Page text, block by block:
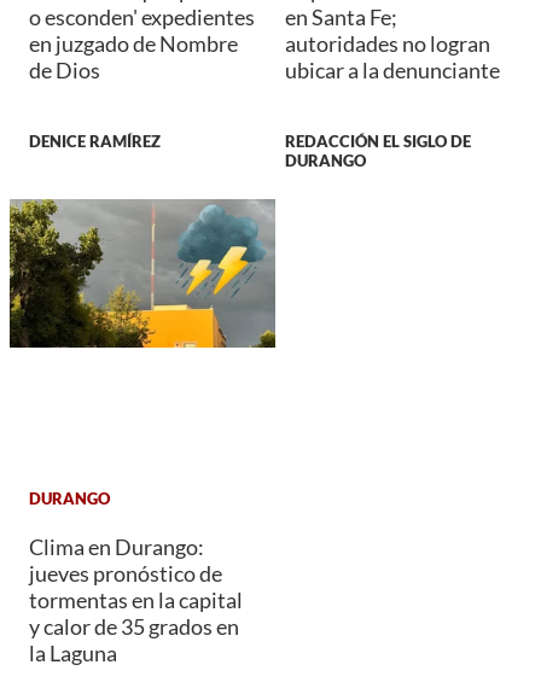
o esconden' expedientes
en juzgado de Nombre
de Dios
DENICE RAMÍREZ
en Santa Fe;
autoridades no logran
ubicar a la denunciante
REDACCIÓN EL SIGLO DE
DURANGO
DURANGO
Clima en Durango:
jueves pronóstico de
tormentas en la capital
y calor de 35 grados en
la Laguna